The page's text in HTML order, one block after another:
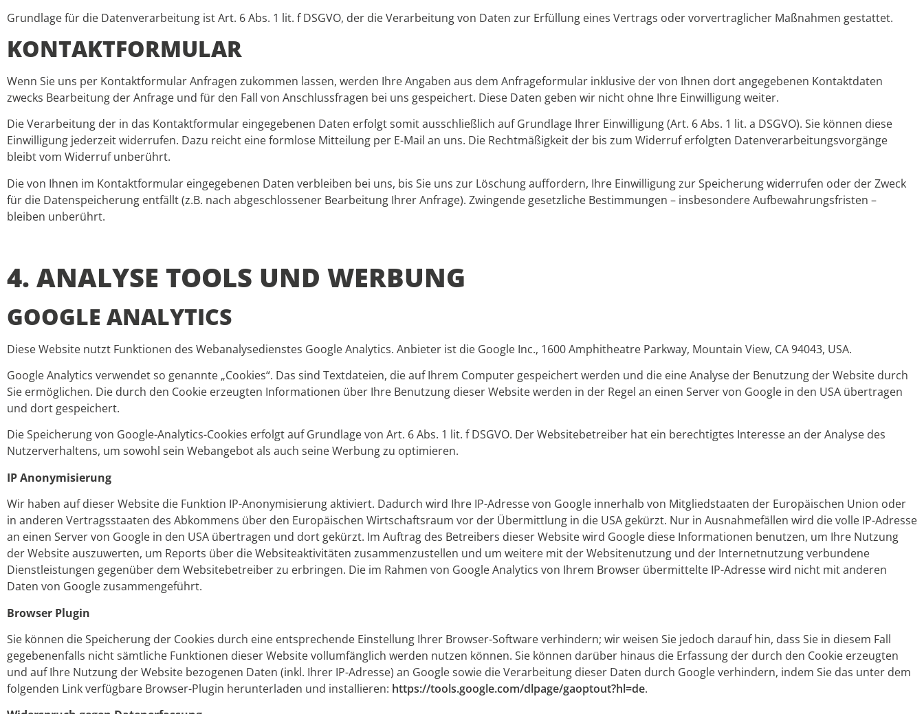
Grundlage für die Datenverarbeitung ist Art. 6 Abs. 1 lit. f DSGVO, der die Verarbeitung von Daten zur Erfüllung eines Vertrags oder vorvertraglicher Maßnahmen gestattet.
KONTAKTFORMULAR
Wenn Sie uns per Kontaktformular Anfragen zukommen lassen, werden Ihre Angaben aus dem Anfrageformular inklusive der von Ihnen dort angegebenen Kontaktdaten
zwecks Bearbeitung der Anfrage und für den Fall von Anschlussfragen bei uns gespeichert. Diese Daten geben wir nicht ohne Ihre Einwilligung weiter.
Die Verarbeitung der in das Kontaktformular eingegebenen Daten erfolgt somit ausschließlich auf Grundlage Ihrer Einwilligung (Art. 6 Abs. 1 lit. a DSGVO). Sie können diese
Einwilligung jederzeit widerrufen. Dazu reicht eine formlose Mitteilung per E-Mail an uns. Die Rechtmäßigkeit der bis zum Widerruf erfolgten Datenverarbeitungsvorgänge
bleibt vom Widerruf unberührt.
Die von Ihnen im Kontaktformular eingegebenen Daten verbleiben bei uns, bis Sie uns zur Löschung auffordern, Ihre Einwilligung zur Speicherung widerrufen oder der Zweck
für die Datenspeicherung entfällt (z.B. nach abgeschlossener Bearbeitung Ihrer Anfrage). Zwingende gesetzliche Bestimmungen – insbesondere Aufbewahrungsfristen –
bleiben unberührt.
4. ANALYSE TOOLS UND WERBUNG
GOOGLE ANALYTICS
Diese Website nutzt Funktionen des Webanalysedienstes Google Analytics. Anbieter ist die Google Inc., 1600 Amphitheatre Parkway, Mountain View, CA 94043, USA.
Google Analytics verwendet so genannte „Cookies“. Das sind Textdateien, die auf Ihrem Computer gespeichert werden und die eine Analyse der Benutzung der Website durch
Sie ermöglichen. Die durch den Cookie erzeugten Informationen über Ihre Benutzung dieser Website werden in der Regel an einen Server von Google in den USA übertragen
und dort gespeichert.
Die Speicherung von Google-Analytics-Cookies erfolgt auf Grundlage von Art. 6 Abs. 1 lit. f DSGVO. Der Websitebetreiber hat ein berechtigtes Interesse an der Analyse des
Nutzerverhaltens, um sowohl sein Webangebot als auch seine Werbung zu optimieren.
IP Anonymisierung
Wir haben auf dieser Website die Funktion IP-Anonymisierung aktiviert. Dadurch wird Ihre IP-Adresse von Google innerhalb von Mitgliedstaaten der Europäischen Union oder
in anderen Vertragsstaaten des Abkommens über den Europäischen Wirtschaftsraum vor der Übermittlung in die USA gekürzt. Nur in Ausnahmefällen wird die volle IP-Adresse
an einen Server von Google in den USA übertragen und dort gekürzt. Im Auftrag des Betreibers dieser Website wird Google diese Informationen benutzen, um Ihre Nutzung
der Website auszuwerten, um Reports über die Websiteaktivitäten zusammenzustellen und um weitere mit der Websitenutzung und der Internetnutzung verbundene
Dienstleistungen gegenüber dem Websitebetreiber zu erbringen. Die im Rahmen von Google Analytics von Ihrem Browser übermittelte IP-Adresse wird nicht mit anderen
Daten von Google zusammengeführt.
Browser Plugin
Sie können die Speicherung der Cookies durch eine entsprechende Einstellung Ihrer Browser-Software verhindern; wir weisen Sie jedoch darauf hin, dass Sie in diesem Fall
gegebenenfalls nicht sämtliche Funktionen dieser Website vollumfänglich werden nutzen können. Sie können darüber hinaus die Erfassung der durch den Cookie erzeugten
und auf Ihre Nutzung der Website bezogenen Daten (inkl. Ihrer IP-Adresse) an Google sowie die Verarbeitung dieser Daten durch Google verhindern, indem Sie das unter dem
folgenden Link verfügbare Browser-Plugin herunterladen und installieren: https://tools.google.com/dlpage/gaoptout?hl=de.